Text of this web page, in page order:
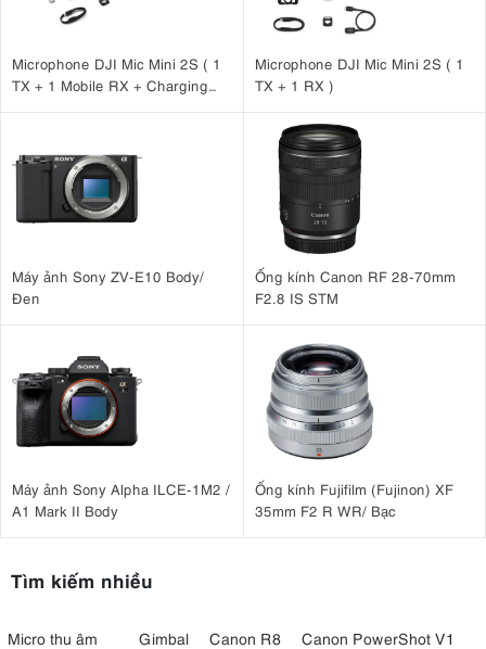
Microphone DJI Mic Mini 2S ( 1
TX + 1 Mobile RX + Charging
Microphone DJI Mic Mini 2S ( 1
TX + 1 RX )
Máy ảnh Sony ZV-E10 Body/
Đen
Ống kính Canon RF 28-70mm
F2.8 IS STM
Máy ảnh Sony Alpha ILCE-1M2 /
A1 Mark II Body
Ống kính Fujifilm (Fujinon) XF
35mm F2 R WR/ Bạc
Tìm kiếm nhiều
Micro thu âm Gimbal Canon R8
Canon PowerShot V1